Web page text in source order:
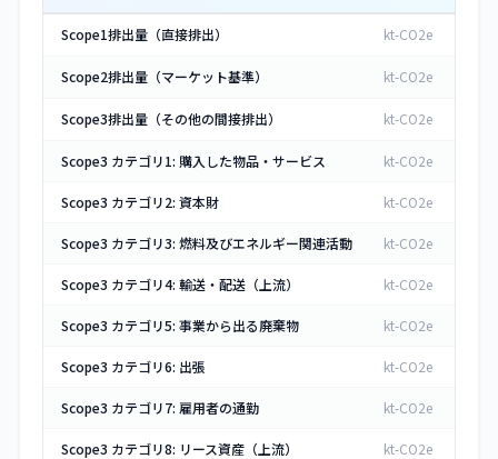
Scope1排出量（直接排出） kt-CO2e
Scope2排出量（マーケット基準） kt-CO2e
Scope3排出量（その他の間接排出） kt-CO2e
Scope3 カテゴリ1: 購入した物品・サービス kt-CO2e
Scope3 カテゴリ2: 資本財 kt-CO2e
Scope3 カテゴリ3: 燃料及びエネルギー関連活動 kt-CO2e
Scope3 カテゴリ4: 輸送・配送（上流） kt-CO2e
Scope3 カテゴリ5: 事業から出る廃棄物 kt-CO2e
Scope3 カテゴリ6: 出張 kt-CO2e
Scope3 カテゴリ7: 雇用者の通勤 kt-CO2e
Scope3 カテゴリ8: リース資産（上流） kt-CO2e